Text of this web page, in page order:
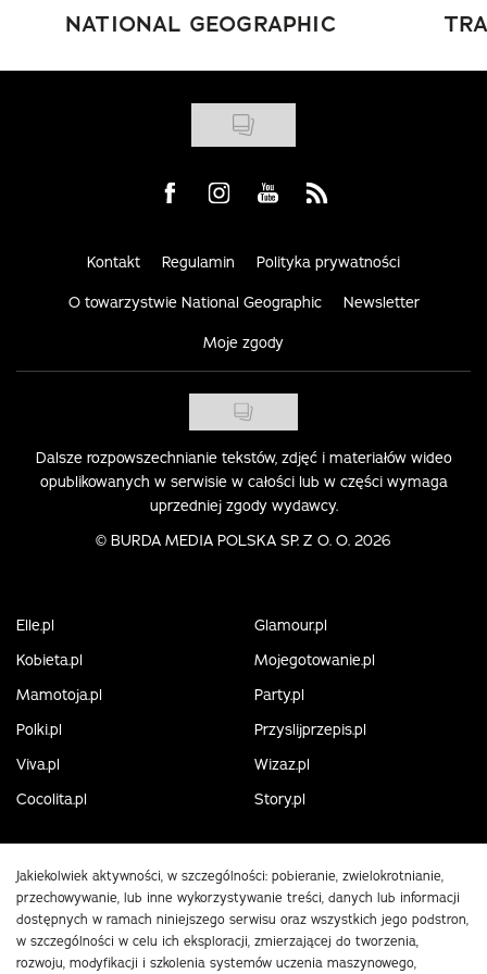
NATIONAL GEOGRAPHIC
Visit us on Facebook
Visit us on Instagram
Visit us on Youtube
Visit us on Rss
Kontakt Regulamin Polityka prywatności
O towarzystwie National Geographic Newsletter
Moje zgody
Dalsze rozpowszechnianie tekstów, zdjęć i materiałów wideo
opublikowanych w serwisie w całości lub w części wymaga
uprzedniej zgody wydawcy.
© BURDA MEDIA POLSKA SP. Z O. O. 2026
Elle.pl
Glamour.pl
Kobieta.pl
Mojegotowanie.pl
Mamotoja.pl
Party.pl
Polki.pl
Przyslijprzepis.pl
Viva.pl
Wizaz.pl
Cocolita.pl
Story.pl
Jakiekolwiek aktywności, w szczególności: pobieranie, zwielokrotnianie,
przechowywanie, lub inne wykorzystywanie treści, danych lub informacji
dostępnych w ramach niniejszego serwisu oraz wszystkich jego podstron,
w szczególności w celu ich eksploracji, zmierzającej do tworzenia,
rozwoju, modyfikacji i szkolenia systemów uczenia maszynowego,